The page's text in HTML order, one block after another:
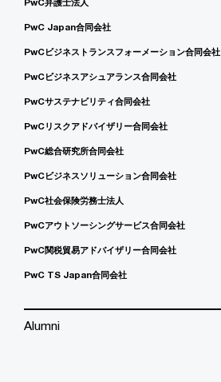
PwC Japan合同会社
PwCビジネストランスフォーメーション合同会社
PwCビジネスアシュアランス合同会社
PwCサステナビリティ合同会社
PwCリスクアドバイザリー合同会社
PwC総合研究所合同会社
PwCビジネスソリューション合同会社
PwC社会保険労務士法人
PwCアウトソーシングサービス合同会社
PwC関税貿易アドバイザリー合同会社
PwC TS Japan合同会社
Alumni